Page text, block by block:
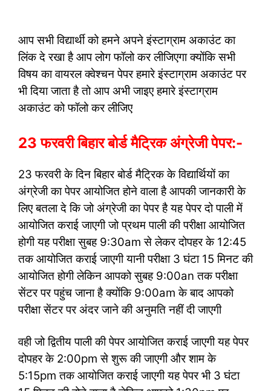
आप सभी विद्यार्थी को हमने अपने इंस्टाग्राम अकाउंट का
लिंक दे रखा है आप लोग फॉलो कर लीजिएगा क्योंकि सभी
विषय का वायरल क्वेश्चन पेपर हमारे इंस्टाग्राम अकाउंट पर
भी दिया जाता है तो आप अभी जाइए हमारे इंस्टाग्राम
अकाउंट को फॉलो कर लीजिए
23 फरवरी बिहार बोर्ड मैट्रिक अंग्रेजी पेपर:-
23 फरवरी के दिन बिहार बोर्ड मैट्रिक के विद्यार्थियों का
अंग्रेजी का पेपर आयोजित होने वाला है आपकी जानकारी के
लिए बतला दे कि जो अंग्रेजी का पेपर है यह पेपर दो पाली में
आयोजित कराई जाएगी जो प्रथम पाली की परीक्षा आयोजित
होगी यह परीक्षा सुबह 9:30am से लेकर दोपहर के 12:45
तक आयोजित कराई जाएगी यानी परीक्षा 3 घंटा 15 मिनट की
आयोजित होगी लेकिन आपको सुबह 9:00an तक परीक्षा
सेंटर पर पहुंच जाना है क्योंकि 9:00am के बाद आपको
परीक्षा सेंटर पर अंदर जाने की अनुमति नहीं दी जाएगी
वही जो द्वितीय पाली की पेपर आयोजित कराई जाएगी यह पेपर
दोपहर के 2:00pm से शुरू की जाएगी और शाम के
5:15pm तक आयोजित कराई जाएगी यह पेपर भी 3 घंटा